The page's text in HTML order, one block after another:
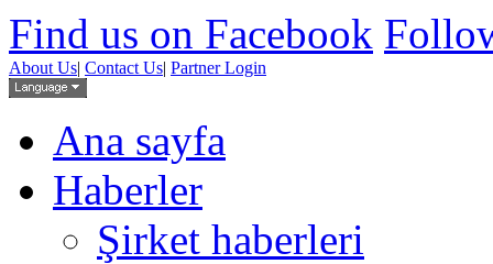
Find us on Facebook
About Us| Contact Us| Partner Login
Ana sayfa
Haberler
Şirket haberleri